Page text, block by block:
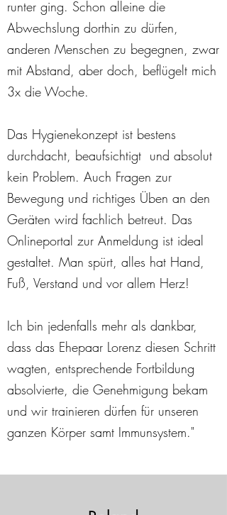
runter ging. Schon alleine die
Abwechslung dorthin zu dürfen,
anderen Menschen zu begegnen, zwar
mit Abstand, aber doch, beflügelt mich
3x die Woche.
Das Hygienekonzept ist bestens
durchdacht, beaufsichtigt und absolut
kein Problem. Auch Fragen zur
Bewegung und richtiges Üben an den
Geräten wird fachlich betreut. Das
Onlineportal zur Anmeldung ist ideal
gestaltet. Man spürt, alles hat Hand,
Fuß, Verstand und vor allem Herz!
Ich bin jedenfalls mehr als dankbar,
dass das Ehepaar Lorenz diesen Schritt
wagten, entsprechende Fortbildung
absolvierte, die Genehmigung bekam
und wir trainieren dürfen für unseren
ganzen Körper samt Immunsystem."